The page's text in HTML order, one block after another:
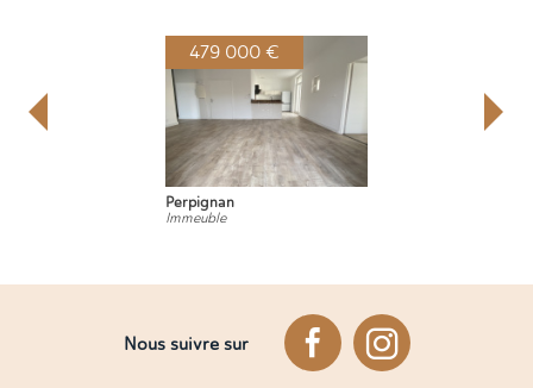
479 000 €
Perpignan
Immeuble
Nous suivre sur